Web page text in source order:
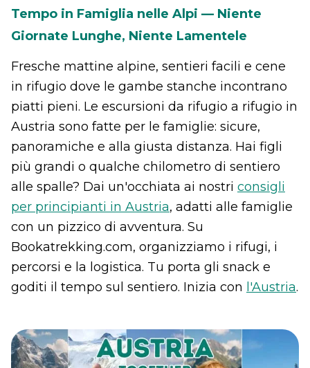
Tempo in Famiglia nelle Alpi — Niente
Giornate Lunghe, Niente Lamentele
Fresche mattine alpine, sentieri facili e cene
in rifugio dove le gambe stanche incontrano
piatti pieni. Le escursioni da rifugio a rifugio in
Austria sono fatte per le famiglie: sicure,
panoramiche e alla giusta distanza. Hai figli
più grandi o qualche chilometro di sentiero
alle spalle? Dai un'occhiata ai nostri consigli
per principianti in Austria, adatti alle famiglie
con un pizzico di avventura. Su
Bookatrekking.com, organizziamo i rifugi, i
percorsi e la logistica. Tu porta gli snack e
goditi il tempo sul sentiero. Inizia con l'Austria.